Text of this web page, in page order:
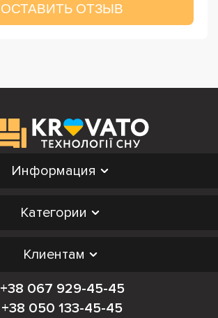
ОСТАВИТЬ ОТЗЫВ
Информация
Категории
Клиентам
+38 067 929-45-45
+38 050 133-45-45